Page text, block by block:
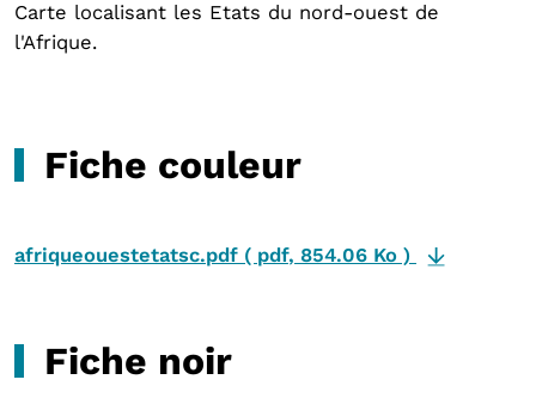
Carte localisant les Etats du nord-ouest de
l'Afrique.
Fiche couleur
afriqueouestetatsc.pdf ( pdf, 854.06 Ko )
Fiche noir